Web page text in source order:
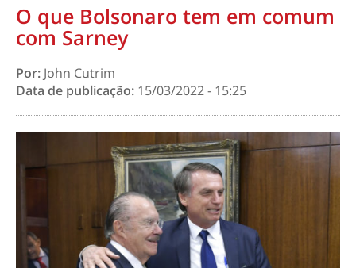
O que Bolsonaro tem em comum
com Sarney
Por: John Cutrim
Data de publicação: 15/03/2022 - 15:25